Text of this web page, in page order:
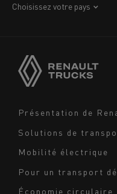
Choisissez votre pays
Navigation
Présentation de
Solutions de
Mobilité électrique
Pour un transport
Économie circulaire